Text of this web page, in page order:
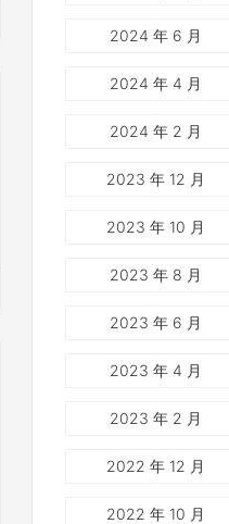
2024 年 6 月
2024 年 4 月
2024 年 2 月
2023 年 12 月
2023 年 10 月
2023 年 8 月
2023 年 6 月
2023 年 4 月
2023 年 2 月
2022 年 12 月
2022 年 10 月